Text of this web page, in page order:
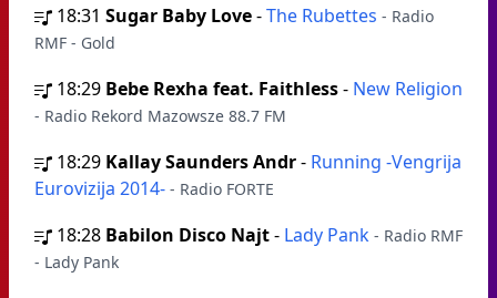
18:31 Sugar Baby Love-The Rubettes - Radio
RMF - Gold
18:29 Bebe Rexha feat. Faithless- New Religion
- Radio Rekord Mazowsze 88.7 FM
18:29 Kallay Saunders Andr- Running -Vengrija
Eurovizija 2014- - Radio FORTE
18:28 Babilon Disco Najt- Lady Pank - Radio RMF
- Lady Pank